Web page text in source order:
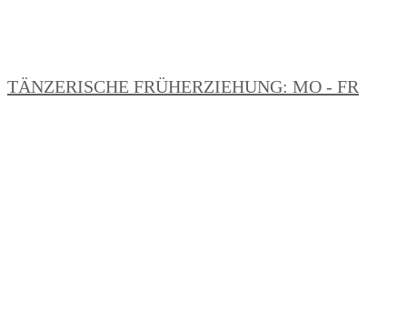
TÄNZERISCHE FRÜHERZIEHUNG: MO - FR